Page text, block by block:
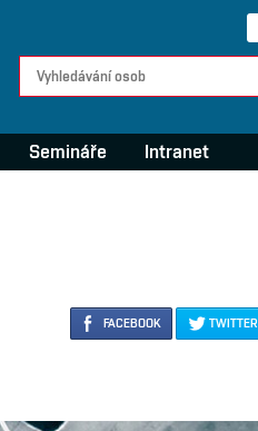
Semináře Intranet
FACEBOOK TWITTER